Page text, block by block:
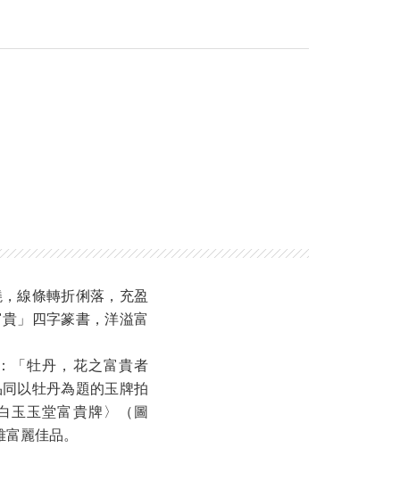
線條轉折俐落，充盈
」四字篆書，洋溢富
「牡丹，花之富貴者
以牡丹為題的玉牌拍
玉玉堂富貴牌〉（圖
麗佳品。